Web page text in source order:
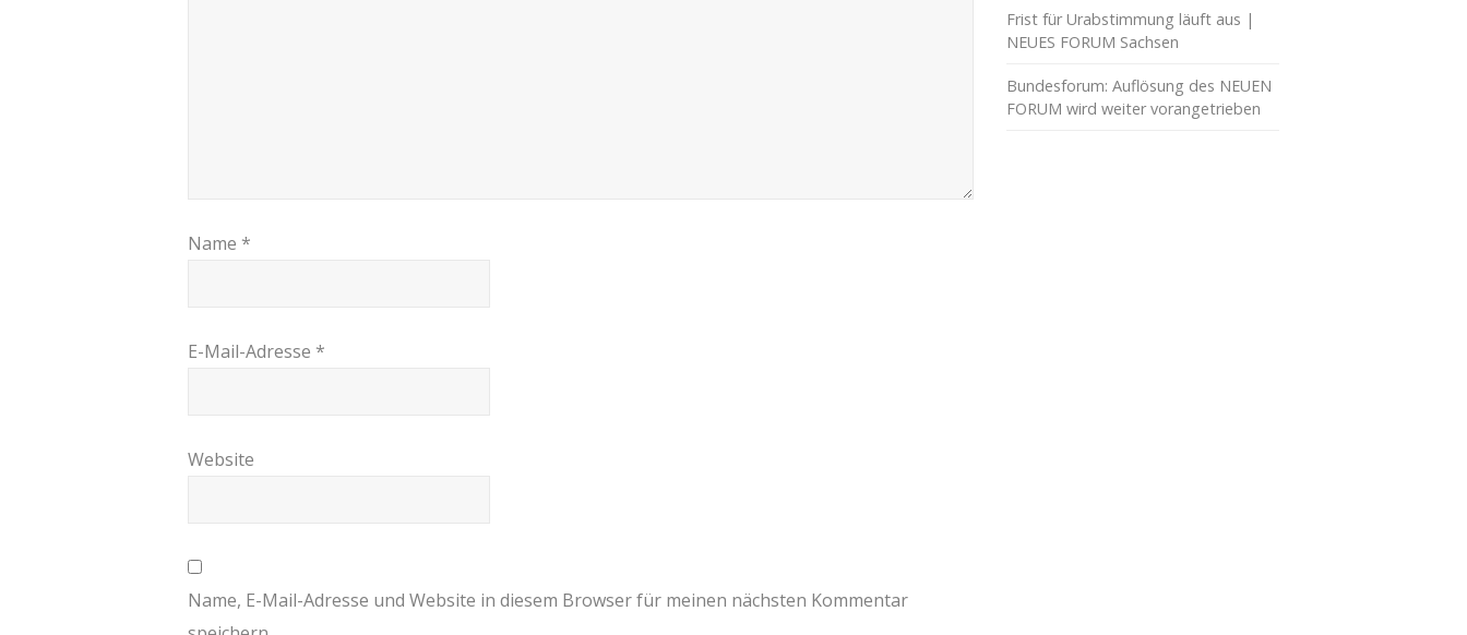
Name *
E-Mail-Adresse *
Website
Name, E-Mail-Adresse und Website in diesem Browser für meinen nächsten Kommentar
Frist für Urabstimmung läuft aus |
NEUES FORUM Sachsen
Bundesforum: Auflösung des NEUEN
FORUM wird weiter vorangetrieben